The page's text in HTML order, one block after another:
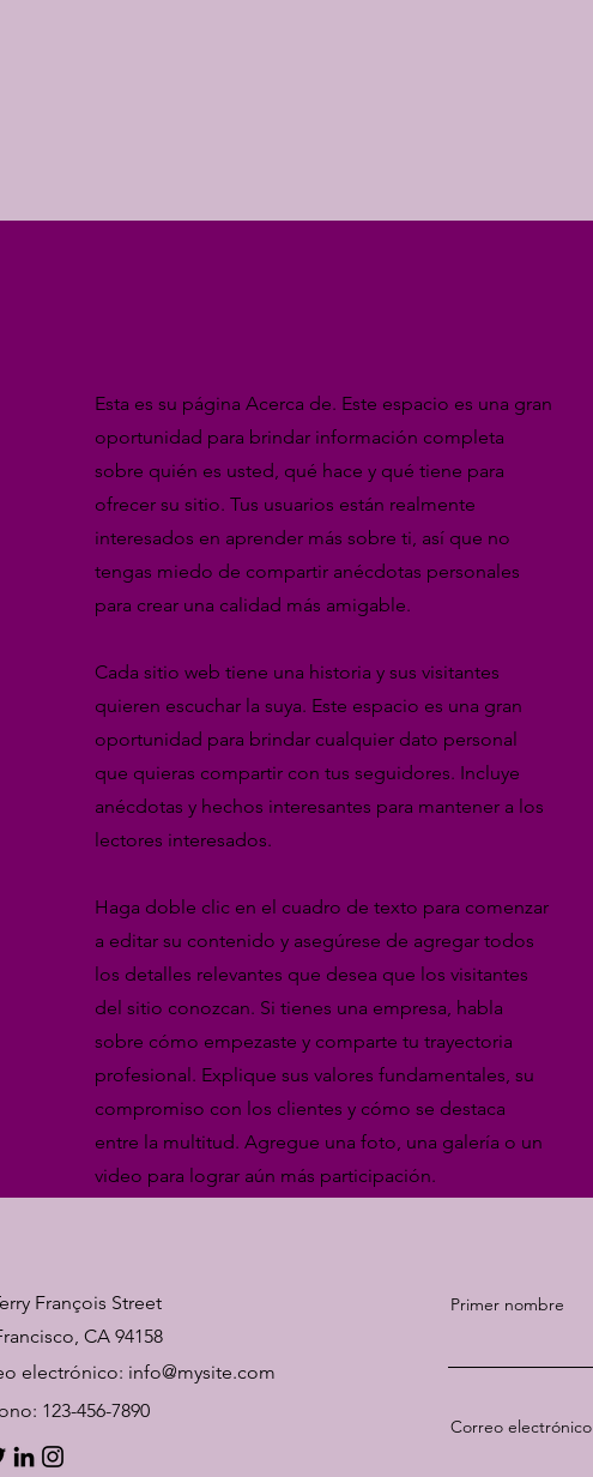
Esta es su página Acerca de. Este espacio es una gran
oportunidad para brindar información completa
sobre quién es usted, qué hace y qué tiene para
ofrecer su sitio. Tus usuarios están realmente
interesados en aprender más sobre ti, así que no
tengas miedo de compartir anécdotas personales
para crear una calidad más amigable.
Cada sitio web tiene una historia y sus visitantes
quieren escuchar la suya. Este espacio es una gran
oportunidad para brindar cualquier dato personal
que quieras compartir con tus seguidores. Incluye
anécdotas y hechos interesantes para mantener a los
lectores interesados.
Haga doble clic en el cuadro de texto para comenzar
a editar su contenido y asegúrese de agregar todos
los detalles relevantes que desea que los visitantes
del sitio conozcan. Si tienes una empresa, habla
sobre cómo empezaste y comparte tu trayectoria
profesional. Explique sus valores fundamentales, su
compromiso con los clientes y cómo se destaca
entre la multitud. Agregue una foto, una galería o un
video para lograr aún más participación.
François Street
CA 94158
electrónico: info@mysite.com
123-456-7890
Primer nombre
Correo electrónico